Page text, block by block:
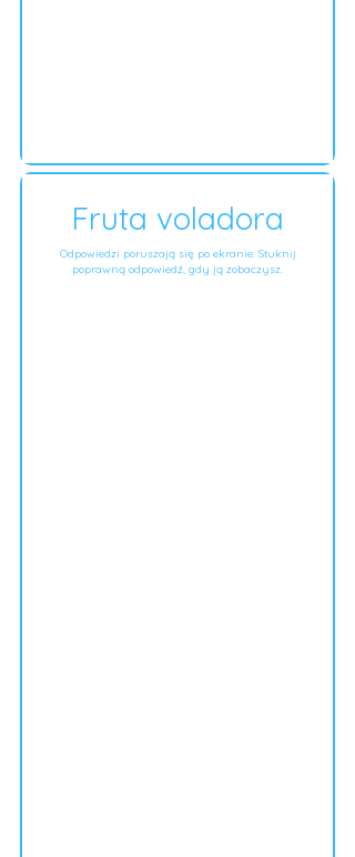
Fruta voladora
Odpowiedzi poruszają się po ekranie. Stuknij
poprawną odpowiedź, gdy ją zobaczysz.